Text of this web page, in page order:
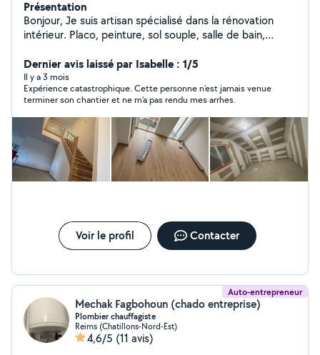
Présentation
Bonjour, Je suis artisan spécialisé dans la rénovation
intérieur. Placo, peinture, sol souple, salle de bain,
contacter pour plus d'informations.
Dernier avis laissé par Isabelle : 1/5
Il y a 3 mois
Expérience catastrophique. Cette personne n’est jamais venue
terminer son chantier et ne m’a pas rendu mes arrhes.
Voir le profil Contacter
Auto-entrepreneur
Mechak Fagbohoun (chado entreprise)
Plombier chauffagiste
Reims (Chatillons-Nord-Est)
4,6/5 (11 avis)